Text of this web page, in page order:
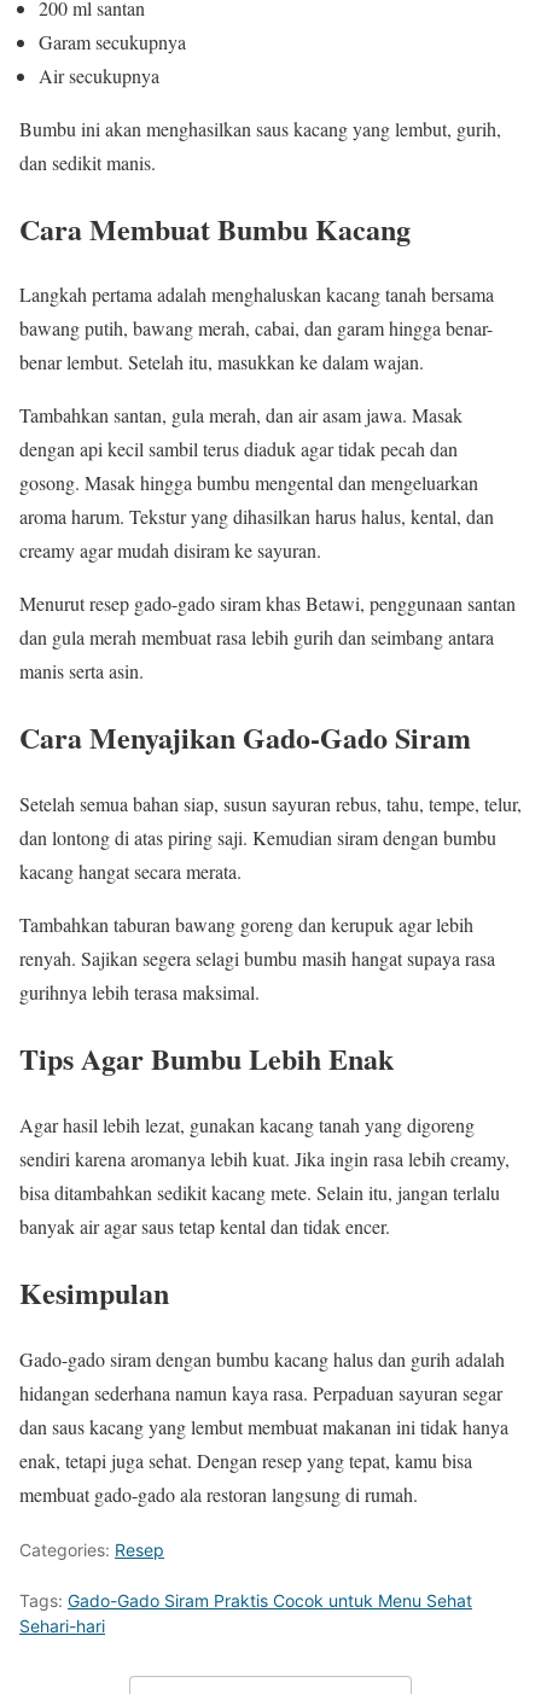
200 ml santan
Garam secukupnya
Air secukupnya
Bumbu ini akan menghasilkan saus kacang yang lembut, gurih,
dan sedikit manis.
Cara Membuat Bumbu Kacang
Langkah pertama adalah menghaluskan kacang tanah bersama
bawang putih, bawang merah, cabai, dan garam hingga benar-
benar lembut. Setelah itu, masukkan ke dalam wajan.
Tambahkan santan, gula merah, dan air asam jawa. Masak
dengan api kecil sambil terus diaduk agar tidak pecah dan
gosong. Masak hingga bumbu mengental dan mengeluarkan
aroma harum. Tekstur yang dihasilkan harus halus, kental, dan
creamy agar mudah disiram ke sayuran.
Menurut resep gado-gado siram khas Betawi, penggunaan santan
dan gula merah membuat rasa lebih gurih dan seimbang antara
manis serta asin.
Cara Menyajikan Gado-Gado Siram
Setelah semua bahan siap, susun sayuran rebus, tahu, tempe, telur,
dan lontong di atas piring saji. Kemudian siram dengan bumbu
kacang hangat secara merata.
Tambahkan taburan bawang goreng dan kerupuk agar lebih
renyah. Sajikan segera selagi bumbu masih hangat supaya rasa
gurihnya lebih terasa maksimal.
Tips Agar Bumbu Lebih Enak
Agar hasil lebih lezat, gunakan kacang tanah yang digoreng
sendiri karena aromanya lebih kuat. Jika ingin rasa lebih creamy,
bisa ditambahkan sedikit kacang mete. Selain itu, jangan terlalu
banyak air agar saus tetap kental dan tidak encer.
Kesimpulan
Gado-gado siram dengan bumbu kacang halus dan gurih adalah
hidangan sederhana namun kaya rasa. Perpaduan sayuran segar
dan saus kacang yang lembut membuat makanan ini tidak hanya
enak, tetapi juga sehat. Dengan resep yang tepat, kamu bisa
membuat gado-gado ala restoran langsung di rumah.
Categories: Resep
Tags: Gado-Gado Siram Praktis Cocok untuk Menu Sehat
Sehari-hari